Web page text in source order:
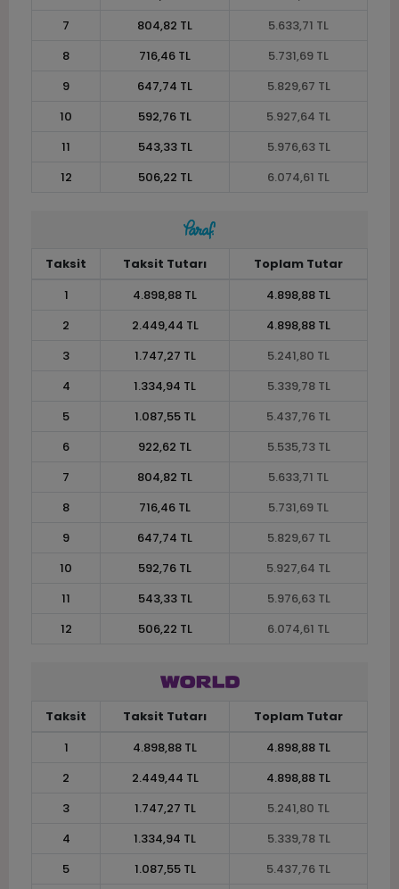
7
804,82 TL
5.633,71 TL
8
716,46 TL
5.731,69 TL
9
647,74 TL
5.829,67 TL
10
592,76 TL
5.927,64 TL
11
543,33 TL
5.976,63 TL
12
506,22 TL 6.074,61 TL
Taksit Taksit Tutarı
Toplam Tutar
1
4.898,88 TL
4.898,88 TL
2
2.449,44 TL
4.898,88 TL
3
1.747,27 TL
5.241,80 TL
4
1.334,94 TL
5.339,78 TL
5
1.087,55 TL
5.437,76 TL
6
922,62 TL
5.535,73 TL
7
804,82 TL
5.633,71 TL
8
716,46 TL
5.731,69 TL
9
647,74 TL
5.829,67 TL
10
592,76 TL
5.927,64 TL
11
543,33 TL
5.976,63 TL
12
506,22 TL 6.074,61 TL
Taksit Taksit Tutarı
Toplam Tutar
1
4.898,88 TL
4.898,88 TL
2
2.449,44 TL
4.898,88 TL
3
1.747,27 TL
5.241,80 TL
4
1.334,94 TL
5.339,78 TL
5
1.087,55 TL
5.437,76 TL